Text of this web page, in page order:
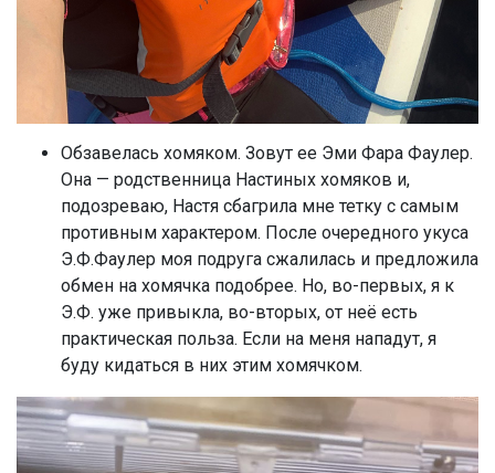
Обзавелась хомяком. Зовут ее Эми Фара Фаулер.
Она — родственница Настиных хомяков и,
подозреваю, Настя сбагрила мне тетку с самым
противным характером. После очередного укуса
Э.Ф.Фаулер моя подруга сжалилась и предложила
обмен на хомячка подобрее. Но, во-первых, я к
Э.Ф. уже привыкла, во-вторых, от неё есть
практическая польза. Если на меня нападут, я
буду кидаться в них этим хомячком.